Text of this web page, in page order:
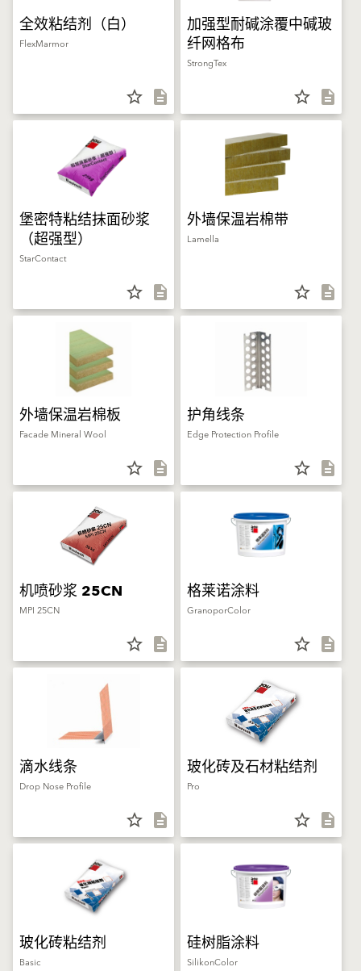
全效粘结剂（白）
FlexMarmor
star_border description
加强型耐碱涂覆中碱玻
纤网格布
StrongTex
star_border description
堡密特粘结抹面砂浆
（超强型）
StarContact
star_border description
外墙保温岩棉带
Lamella
star_border description
外墙保温岩棉板
Facade Mineral Wool
star_border description
护角线条
Edge Protection Profile
star_border description
机喷砂浆 25CN
MPI 25CN
star_border description
格莱诺涂料
GranoporColor
star_border description
滴水线条
Drop Nose Profile
star_border description
玻化砖及石材粘结剂
Pro
star_border description
玻化砖粘结剂
Basic
硅树脂涂料
SilikonColor